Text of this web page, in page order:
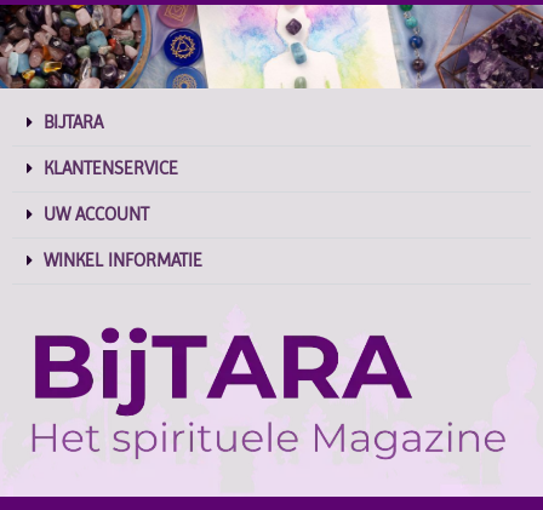
BIJTARA
KLANTENSERVICE
UW ACCOUNT
WINKEL INFORMATIE